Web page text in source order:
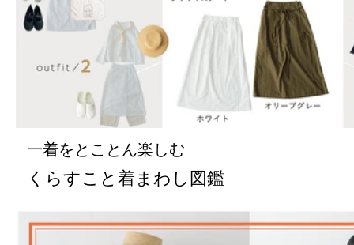
一着をとことん楽しむ
くらすこと着まわし図鑑